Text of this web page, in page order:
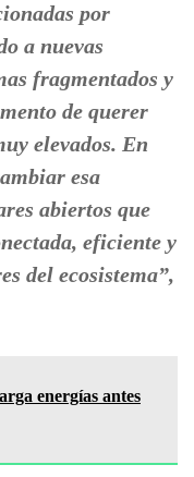
por
a nuevas
fragmentados y
de querer
elevados. En
esa
abiertos que
eficiente y
del ecosistema”,
energías antes